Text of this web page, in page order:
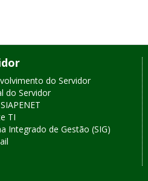
do Servidor
do Servidor
TI
Integrado de Gestão (SIG)